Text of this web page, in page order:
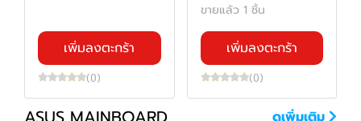
เพิ่มลงตะกร้า
(0)
ขายแล้ว 1 ชิ้น
เพิ่มลงตะกร้า
(0)
ดูเพิ่มเติม